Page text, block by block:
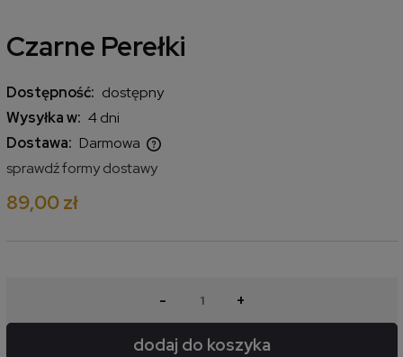
Czarne Perełki
Dostępność: dostępny
Wysyłka w: 4 dni
Dostawa: Darmowa
Cena nie zawiera ewentualnych kosztów płatności
sprawdź formy dostawy
89,00 zł
- +
dodaj do koszyka